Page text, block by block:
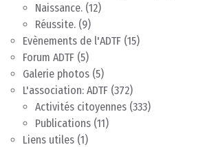
Naissance. (12)
Réussite. (9)
Evènements de l'ADTF (15)
Forum ADTF (5)
Galerie photos (5)
L'association: ADTF (372)
Activités citoyennes (333)
Publications (11)
Liens utiles (1)